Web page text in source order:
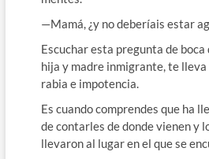
—Mamá, ¿y no deberíais estar
Escuchar esta pregunta de boca
hija y madre inmigrante, te
rabia e impotencia.
Es cuando comprendes que ha
de contarles de donde vienen y
llevaron al lugar en el que se